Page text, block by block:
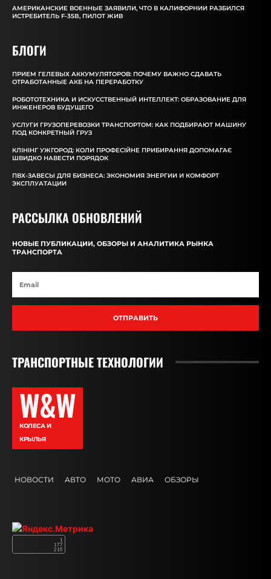
АМЕРИКАНСКИЕ ВОЕННЫЕ ЗАЯВИЛИ, ЧТО В КАЛИФОРНИИ РАЗБИЛСЯ
ИСТРЕБИТЕЛЬ F-35B, ПИЛОТ ЖИВ
БЛОГИ
ПРИЕМ ГЕЛЕВЫХ АККУМУЛЯТОРОВ: ПОЧЕМУ ВАЖНО СДАВАТЬ
ОТРАБОТАННЫЕ АКБ НА ПЕРЕРАБОТКУ
РОБОТОТЕХНИКА И ИСКУССТВЕННЫЙ ИНТЕЛЛЕКТ: ОБРАЗОВАНИЕ ДЛЯ
ИНЖЕНЕРОВ БУДУЩЕГО
УСЛУГИ ГРУЗОПЕРЕВОЗКИ ТРАНСПОРТОМ: КАК ПОДБИРАЮТ МАШИНУ
ПОД КОНКРЕТНЫЙ ГРУЗ
КЛІНІНГ УЖГОРОД: КОЛИ ПРОФЕСІЙНЕ ПРИБИРАННЯ ДОПОМАГАЄ
ШВИДКО НАВЕСТИ ПОРЯДОК
ПВХ-ЗАВЕСЫ ДЛЯ БИЗНЕСА: ЭКОНОМИЯ ЭНЕРГИИ И КОМФОРТ
ЭКСПЛУАТАЦИИ
РАССЫЛКА ОБНОВЛЕНИЙ
НОВЫЕ ПУБЛИКАЦИИ, ОБЗОРЫ И АНАЛИТИКА РЫНКА
ТРАНСПОРТА
ОТПРАВИТЬ
ТРАНСПОРТНЫЕ ТЕХНОЛОГИИ
W&W
КОЛЕСА И
КРЫЛЬЯ
НОВОСТИ АВТО МОТО АВИА ОБЗОРЫ